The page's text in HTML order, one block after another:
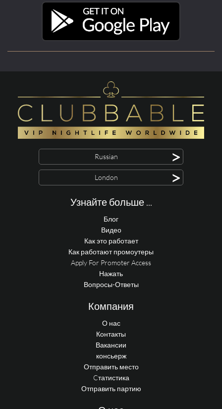
Russian >
London >
Узнайте больше ...
Блог
Видео
Как это работает
Как работают промоутеры
Apply For Promoter Access
Нажать
Вопросы-Ответы
Компания
О нас
Контакты
Вакансии
консьерж
Отправить место
Cтатистика
Отправить партию